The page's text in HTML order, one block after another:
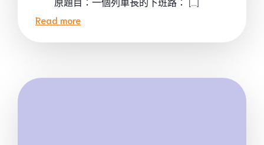
原題目：一個列車長的下班路： […]
Read more